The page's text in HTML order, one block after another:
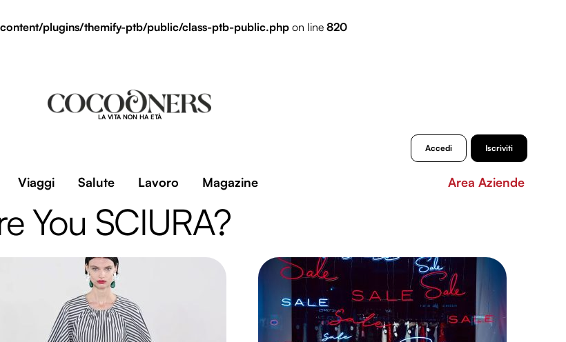
plugins/themify-ptb/public/class-ptb-public.phpon line 820
LA VITA NON HA ETÀ
Accedi Iscriviti
Viaggi Salute Lavoro Magazine Area Aziende
You SCIURA?